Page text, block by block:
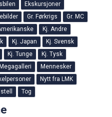
Ekskursjoner
Gr. Førkrigs
Gr. MC
Kj. Andre
Kj. Japan
Kj. Svensk
Kj. Tunge
Kj. Tysk
Megagalleri
Mennesker
Nytt fra LMK
Tog